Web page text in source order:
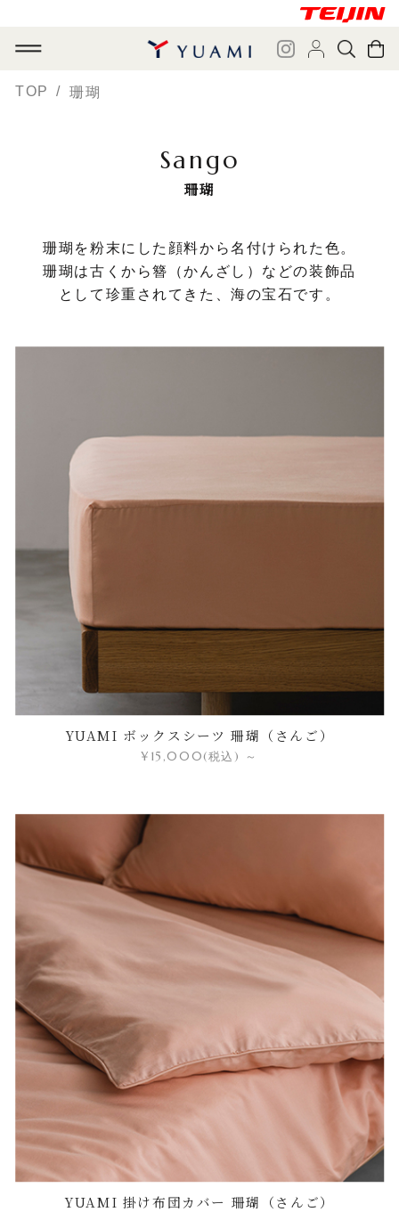
TOP 珊瑚
Sango
珊瑚
珊瑚を粉末にした顔料から名付けられた色。
珊瑚は古くから簪（かんざし）などの装飾品
として珍重されてきた、海の宝石です。
YUAMI ボックスシーツ 珊瑚（さんご）
¥15,000(税込) ～
YUAMI 掛け布団カバー 珊瑚（さんご）